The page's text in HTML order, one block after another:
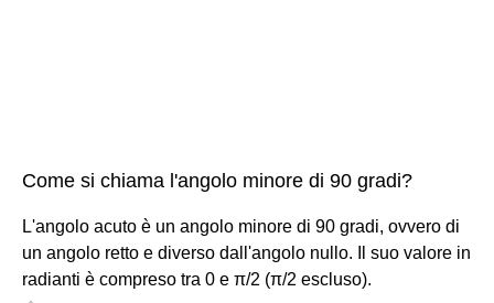
Come si chiama l'angolo minore di 90 gradi?
L'angolo acuto è un angolo minore di 90 gradi, ovvero di
un angolo retto e diverso dall'angolo nullo. Il suo valore in
radianti è compreso tra 0 e π/2 (π/2 escluso).